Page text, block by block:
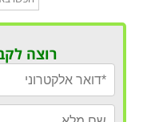
רוצה